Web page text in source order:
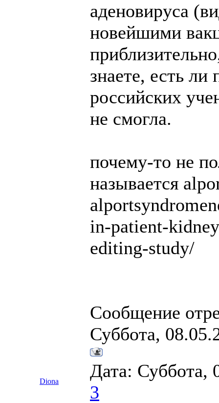
аденовируса
новейшими
знаете, есть ли
российских
не смогла.
почему-то не
называется
in-patient-
editing-study/
Сообщение
Суббота,
Diona
Дата: Суббота,
3